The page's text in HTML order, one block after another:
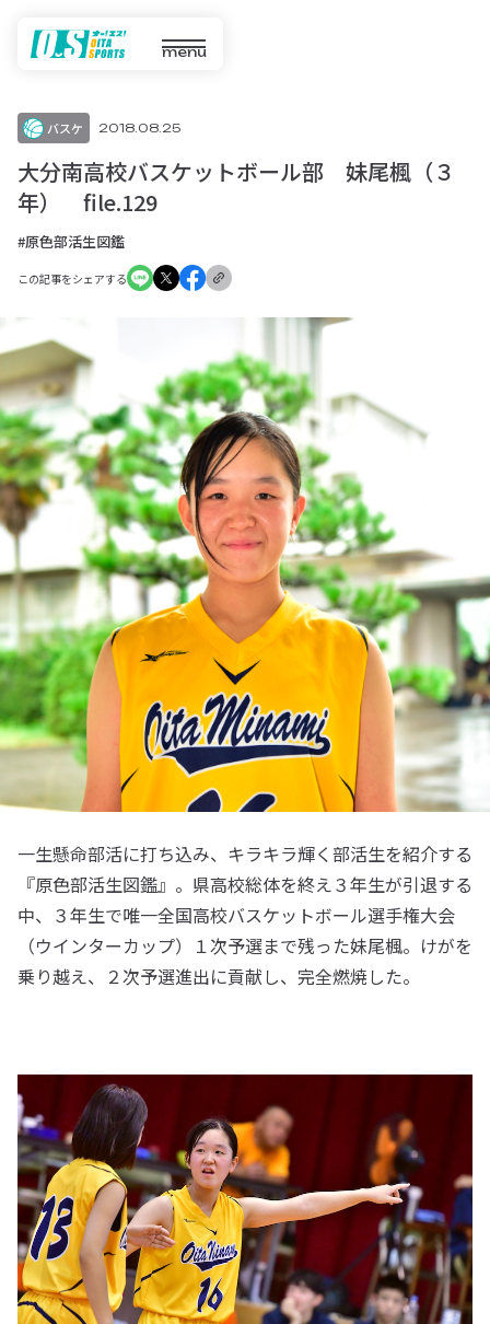
menu
バスケ 2018.08.25
大分南高校バスケットボール部 妹尾楓（３
年） file.129
#原色部活生図鑑
この記事をシェアする
一生懸命部活に打ち込み、キラキラ輝く部活生を紹介する
『原色部活生図鑑』。県高校総体を終え３年生が引退する
中、３年生で唯一全国高校バスケットボール選手権大会
（ウインターカップ）１次予選まで残った妹尾楓。けがを
乗り越え、２次予選進出に貢献し、完全燃焼した。